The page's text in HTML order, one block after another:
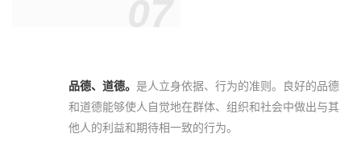
品德、道德。 是人立身依据、行为的准则。良好的品德
和道德能够使人自觉地在群体、组织和社会中做出与其
他人的利益和期待相一致的行为。